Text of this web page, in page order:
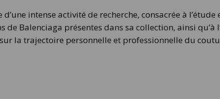
d’une intense activité de recherche, consacrée à
de Balenciaga présentes dans sa collection, ainsi qu’à
la trajectoire personnelle et professionnelle du